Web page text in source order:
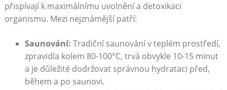
přispívají k maximálnímu uvolnění a detoxikaci
organismu. Mezi nejznámější patří:
Saunování: Tradiční saunování v teplém prostředí,
zpravidla kolem 80-100°C, trvá obvykle 10-15 minut
a je důležité dodržovat správnou hydrataci před,
během a po saunovi.